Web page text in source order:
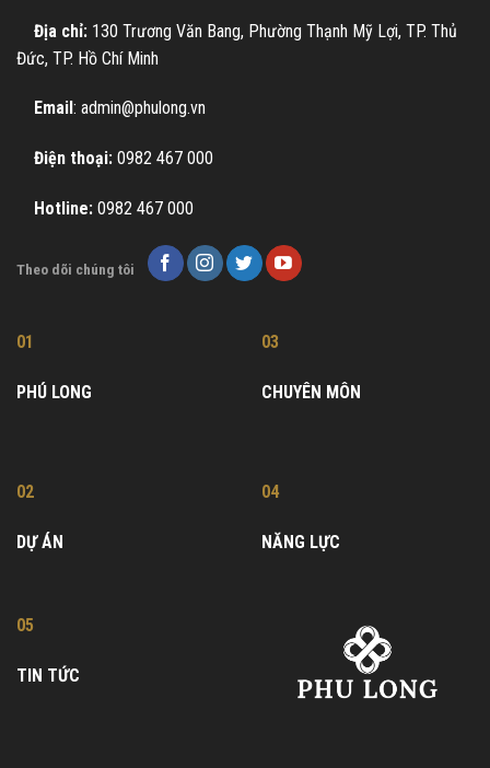
Địa chỉ: 130 Trương Văn Bang, Phường Thạnh Mỹ Lợi, TP. Thủ
Đức, TP. Hồ Chí Minh
Email : admin@phulong.vn
Điện thoại: 0982 467 000
Hotline: 0982 467 000
Theo dõi chúng tôi
01
PHÚ LONG
02
DỰ ÁN
03
CHUYÊN MÔN
04
NĂNG LỰC
05
TIN TỨC